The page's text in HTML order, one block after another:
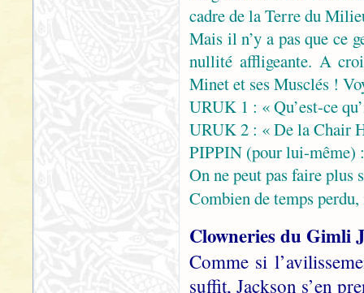
cadre de la Terre du
Mais il n’y a pas que ce
nullité affligeante. A
Minet et ses Musclés !
URUK 1 : « Qu’est-ce
URUK 2 : « De la Chair
PIPPIN (pour lui-
On ne peut pas faire
Combien de temps
Clowneries du Gimli
Comme si
suffit, Jackson s’en